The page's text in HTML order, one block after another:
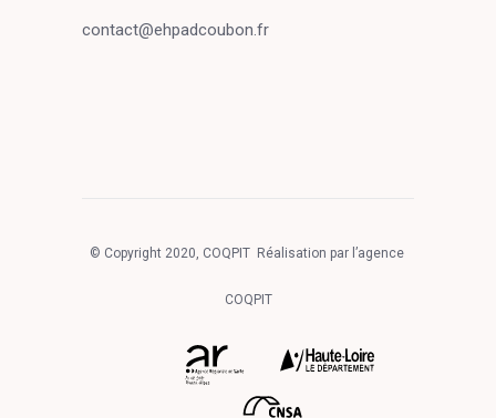
contact@ehpadcoubon.fr
© Copyright 2020, COQPIT Réalisation par l’agence
COQPIT